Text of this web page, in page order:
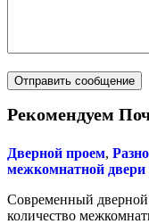
Рекомендуем
Дверной проем,
межкомнатной двери
Современный дверной
количество